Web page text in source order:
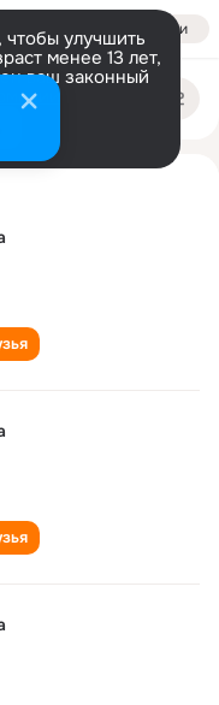
Войти
улучшить
менее 13 лет,
ваш законный